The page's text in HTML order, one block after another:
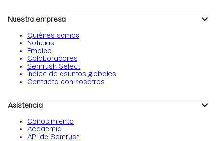
Nuestra empresa
Quiénes somos
Noticias
Empleo
Colaboradores
Semrush Select
Índice de asuntos globales
Contacta con nosotros
Asistencia
Conocimiento
Academia
API de Semrush